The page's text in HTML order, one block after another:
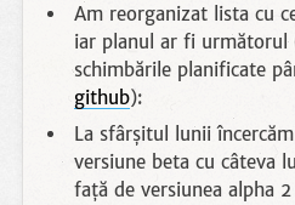
Am reorganizat lista cu
iar planul ar fi următorul
schimbările planificate
github):
La sfârșitul lunii
versiune beta cu câteva
față de versiunea alpha